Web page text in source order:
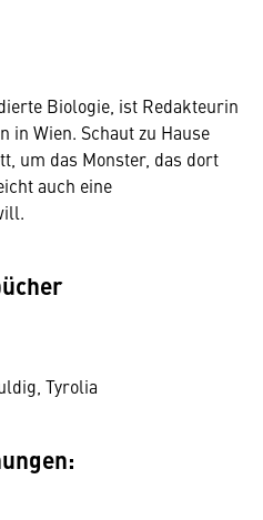
Biologie, ist Redakteurin
in Wien. Schaut zu Hause
um das Monster, das dort
auch eine
Tyrolia